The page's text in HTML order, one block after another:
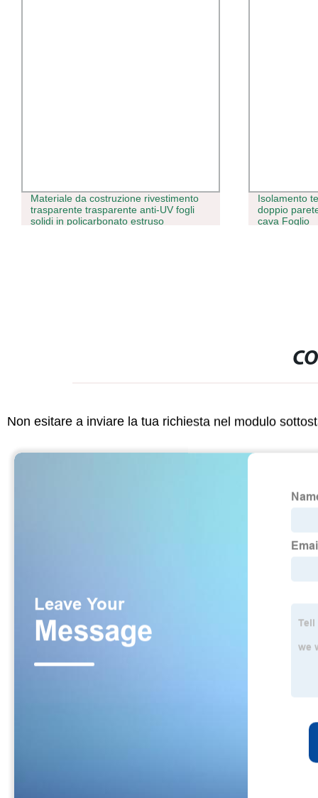
Materiale da costruzione rivestimento
trasparente trasparente anti-UV fogli
solidi in policarbonato estruso
Isolamento
doppio
cava Foglio
Non esitare a inviare la tua richiesta nel modulo